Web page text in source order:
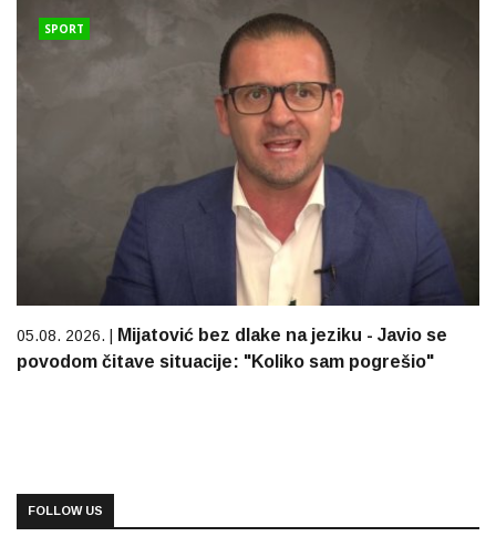
SPORT
05.08. 2026. |
Mijatović bez dlake na jeziku - Javio se
povodom čitave situacije: "Koliko sam pogrešio"
FOLLOW US